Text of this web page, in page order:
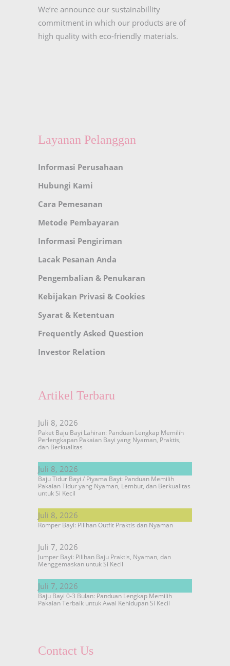
We’re announce our sustainabillity
commitment in which our products are of
high quality with eco-friendly materials.
Layanan Pelanggan
Informasi Perusahaan
Hubungi Kami
Cara Pemesanan
Metode Pembayaran
Informasi Pengiriman
Lacak Pesanan Anda
Pengembalian & Penukaran
Kebijakan Privasi & Cookies
Syarat & Ketentuan
Frequently Asked Question
Investor Relation
Artikel Terbaru
Juli 8, 2026
Paket Baju Bayi Lahiran: Panduan Lengkap Memilih
Perlengkapan Pakaian Bayi yang Nyaman, Praktis,
dan Berkualitas
Juli 8, 2026
Baju Tidur Bayi / Piyama Bayi: Panduan Memilih
Pakaian Tidur yang Nyaman, Lembut, dan Berkualitas
untuk Si Kecil
Juli 8, 2026
Romper Bayi: Pilihan Outfit Praktis dan Nyaman
Juli 7, 2026
Jumper Bayi: Pilihan Baju Praktis, Nyaman, dan
Menggemaskan untuk Si Kecil
Juli 7, 2026
Baju Bayi 0-3 Bulan: Panduan Lengkap Memilih
Pakaian Terbaik untuk Awal Kehidupan Si Kecil
Contact Us